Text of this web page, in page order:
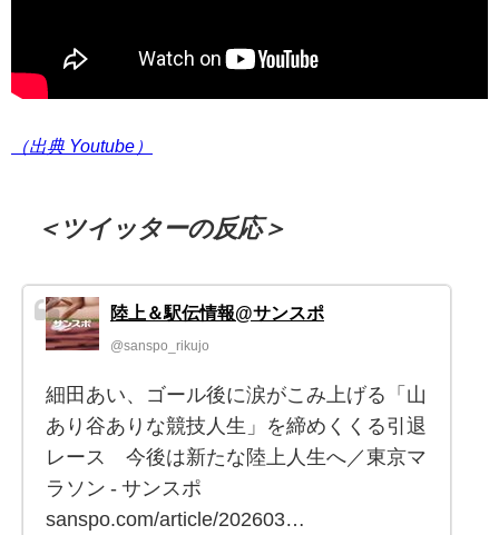
（出典 Youtube）
＜ツイッターの反応＞
陸上＆駅伝情報@サンスポ
@sanspo_rikujo
細田あい、ゴール後に涙がこみ上げる「山
あり谷ありな競技人生」を締めくくる引退
レース 今後は新たな陸上人生へ／東京マ
ラソン - サンスポ
sanspo.com/article/202603…